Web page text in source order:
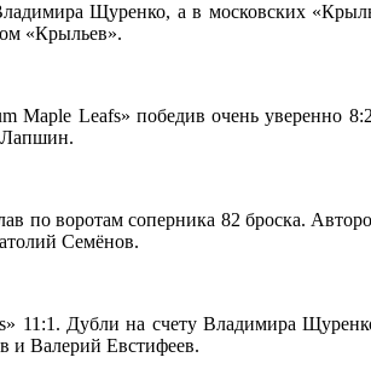
Щуренко, а в московских
«Крыльев».
Maple Leafs» победив очень
Лапшин.
по воротам соперника 82 броска.
Семёнов.
Дубли на счету Владимира
и Валерий Евстифеев.